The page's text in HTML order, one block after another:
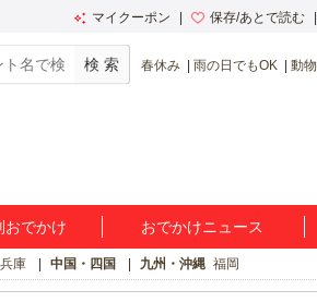
マイクーポン 保存/あとで読む
春休み 雨の日でもOK 動
おでかけ おでかけニュース
兵庫 中国・四国 九州・沖縄 福岡